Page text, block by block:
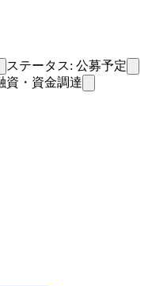
ステータス: 公募予定
資・資金調達